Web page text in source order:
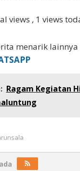
views , 1 views
menarik
Ragam Kegiatan